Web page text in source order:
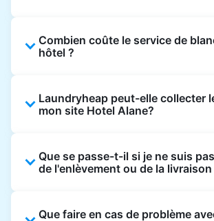
Combien coûte le service de
hôtel ?
fonction de l'établissement et
sont souvent beaucoup plus
transparente, basée sur les
que vous ne payez que pour ce
Laundryheap peut-elle collecter
mon site Hotel Alane?
directement à la réception de
prévue et vous restituer les
Que se passe-t-il si je ne suis
de l'enlèvement ou de la livraison
laissé à la réception pour être
Que faire en cas de problème